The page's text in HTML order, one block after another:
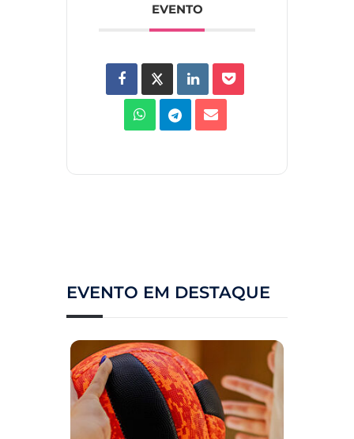
EVENTO
EVENTO EM DESTAQUE